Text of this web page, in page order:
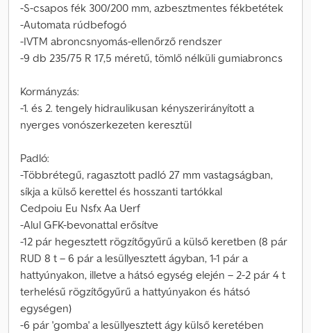
-S-csapos fék 300/200 mm, azbesztmentes fékbetétek
-Automata rúdbefogó
-IVTM abroncsnyomás-ellenőrző rendszer
-9 db 235/75 R 17,5 méretű, tömlő nélküli gumiabroncs
Kormányzás:
-1. és 2. tengely hidraulikusan kényszerirányított a
nyerges vonószerkezeten keresztül
Padló:
-Többrétegű, ragasztott padló 27 mm vastagságban,
síkja a külső kerettel és hosszanti tartókkal
Cedpoiu Eu Nsfx Aa Uerf
-Alul GFK-bevonattal erősítve
-12 pár hegesztett rögzítőgyűrű a külső keretben (8 pár
RUD 8 t – 6 pár a lesüllyesztett ágyban, 1-1 pár a
hattyúnyakon, illetve a hátsó egység elején – 2-2 pár 4 t
terhelésű rögzítőgyűrű a hattyúnyakon és hátsó
egységen)
-6 pár 'gomba' a lesüllyesztett ágy külső keretében